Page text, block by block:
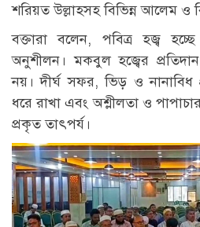
শরিয়ত উল্লাহসহ বিভিন্ন আলেম ও
বক্তারা বলেন, পবিত্র হজ্ব
অনুশীলন। মকবুল হজ্বের
নয়। দীর্ঘ সফর, ভিড় ও নানাবিধ
ধরে রাখা এবং অশ্লীলতা ও
প্রকৃত তাৎপর্য।